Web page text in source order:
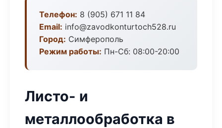
Телефон: 8 (905) 671 11 84
Email: info@zavodkonturtoch528.ru
Город: Симферополь
Режим работы: Пн-Сб: 08:00-20:00
Листо- и
металлообработка в